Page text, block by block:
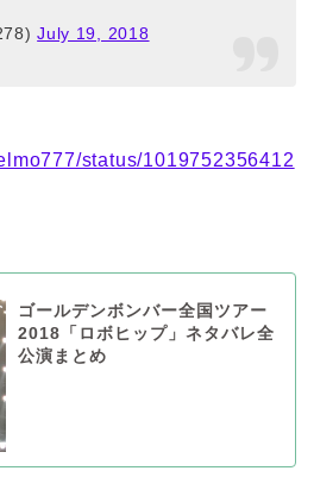
July 19, 2018
status/1019752356412
ゴールデンボンバー全国ツアー
2018「ロボヒップ」ネタバレ全
公演まとめ